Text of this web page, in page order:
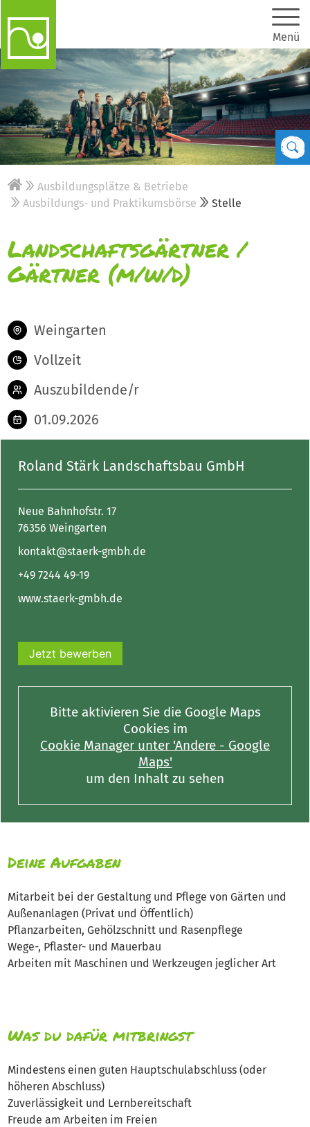
Menü
Ausbildungsplätze & Betriebe
Ausbildungs- und Praktikumsbörse
Stelle
Landschaftsgärtner /
Gärtner (m/w/d)
Weingarten
Vollzeit
Auszubildende/r
01.09.2026
Roland Stärk Landschaftsbau GmbH
Neue Bahnhofstr. 17
76356 Weingarten
kontakt@staerk-gmbh.de
+49 7244 49-19
www.staerk-gmbh.de
Jetzt bewerben
Bitte aktivieren Sie die Google Maps
Cookies im
Cookie Manager unter 'Andere - Google
Maps'
um den Inhalt zu sehen
Deine Aufgaben
Mitarbeit bei der Gestaltung und Pflege von Gärten und
Außenanlagen (Privat und Öffentlich)
Pflanzarbeiten, Gehölzschnitt und Rasenpflege
Wege-, Pflaster- und Mauerbau
Arbeiten mit Maschinen und Werkzeugen jeglicher Art
Was du dafür mitbringst
Mindestens einen guten Hauptschulabschluss (oder
höheren Abschluss)
Zuverlässigkeit und Lernbereitschaft
Freude am Arbeiten im Freien